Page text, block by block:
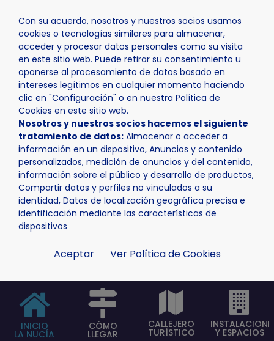
Con su acuerdo, nosotros y nuestros socios usamos
cookies o tecnologías similares para almacenar,
acceder y procesar datos personales como su visita
en este sitio web. Puede retirar su consentimiento u
oponerse al procesamiento de datos basado en
intereses legítimos en cualquier momento haciendo
clic en "Configuración" o en nuestra Política de
Cookies en este sitio web.
Nosotros y nuestros socios hacemos el siguiente
tratamiento de datos: Almacenar o acceder a
información en un dispositivo, Anuncios y contenido
personalizados, medición de anuncios y del contenido,
información sobre el público y desarrollo de productos,
Compartir datos y perfiles no vinculados a su
identidad, Datos de localización geográfica precisa e
identificación mediante las características de
dispositivos
Aceptar Ver Política de Cookies
Inicio La Nucía
INICIO
LA NUCÍA
CÓMO
LLEGAR
CALLEJERO
TURÍSTICO Y ESPACIOS